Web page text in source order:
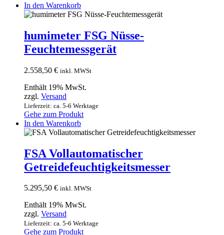
In den Warenkorb
humimeter FSG Nüsse-
Feuchtemessgerät
2.558,50 € inkl. MWSt
Enthält 19% MwSt.
zzgl. Versand
Lieferzeit: ca. 5-6 Werktage
Gehe zum Produkt
In den Warenkorb
FSA Vollautomatischer
Getreidefeuchtigkeitsmesser
5.295,50 € inkl. MWSt
Enthält 19% MwSt.
zzgl. Versand
Lieferzeit: ca. 5-6 Werktage
Gehe zum Produkt